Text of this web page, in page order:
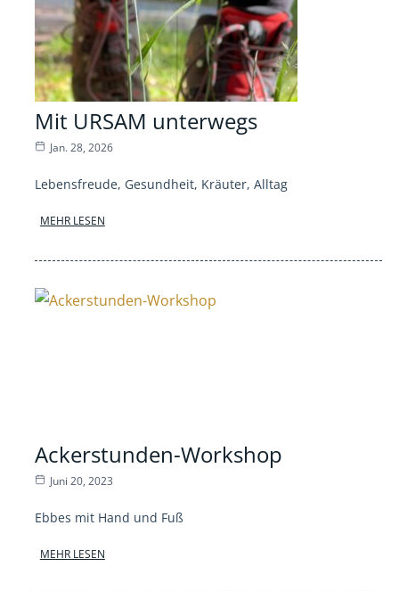
Mit URSAM unterwegs
Jan. 28, 2026
Lebensfreude, Gesundheit, Kräuter, Alltag
MEHR LESEN
Ackerstunden-Workshop
Juni 20, 2023
Ebbes mit Hand und Fuß
MEHR LESEN